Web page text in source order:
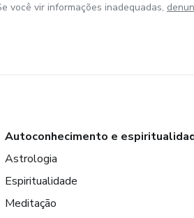
você vir informações inadequadas,
Autoconhecimento e
Astrologia
Espiritualidade
Meditação